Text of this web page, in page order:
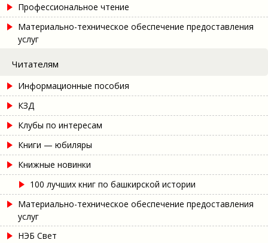
Профессиональное чтение
Материально-техническое обеспечение предоставления
услуг
Читателям
Информационные пособия
КЗД
Клубы по интересам
Книги — юбиляры
Книжные новинки
100 лучших книг по башкирской истории
Материально-техническое обеспечение предоставления
услуг
НЭБ Свет